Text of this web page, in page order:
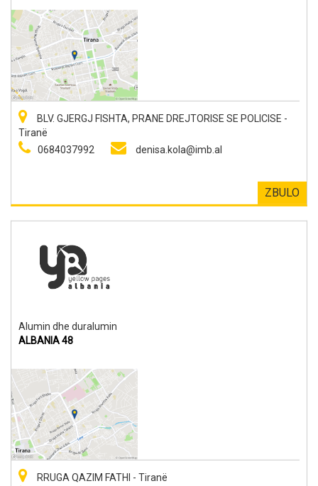
BLV. GJERGJ FISHTA, PRANE DREJTORISE SE POLICISE -
Tiranë
0684037992
denisa.kola@imb.al
ZBULO
Alumin dhe duralumin
ALBANIA 48
RRUGA QAZIM FATHI - Tiranë